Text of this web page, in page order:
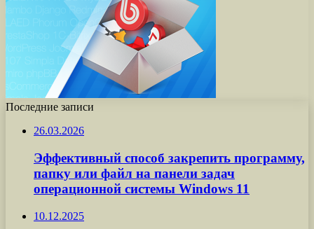
Последние записи
26.03.2026
Эффективный способ закрепить программу,
папку или файл на панели задач
операционной системы Windows 11
10.12.2025